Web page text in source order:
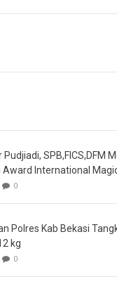
Pudjiadi, SPB,FICS,DFM
International
0
Polres Kab Bekasi
kg
0